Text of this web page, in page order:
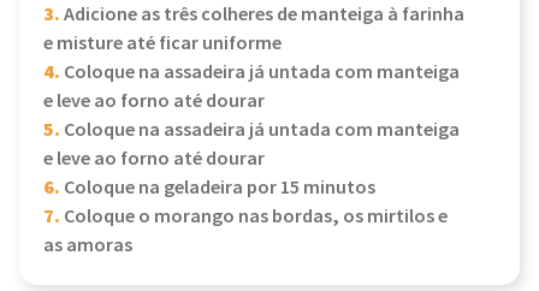
3.Adicione as três colheres de manteiga à farinha
e misture até ficar uniforme
4. Coloque na assadeira já untada com manteiga
e leve ao forno até dourar
5. Coloque na assadeira já untada com manteiga
e leve ao forno até dourar
6. Coloque na geladeira por 15 minutos
7. Coloque o morango nas bordas, os mirtilos e
as amoras